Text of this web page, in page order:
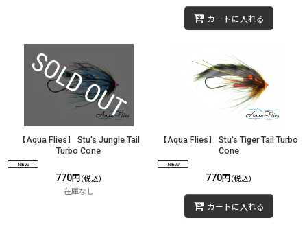
カートに入れる
【Aqua Flies】 Stu's Jungle Tail
Turbo Cone
770円 (税込)
在庫なし
【Aqua Flies】 Stu's Tiger Tail Turbo
Cone
770円 (税込)
カートに入れる